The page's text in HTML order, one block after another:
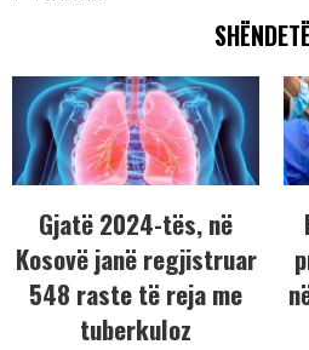
Gjatë 2024-tës, në
Kosovë janë regjistruar
548 raste të reja me
tuberkuloz